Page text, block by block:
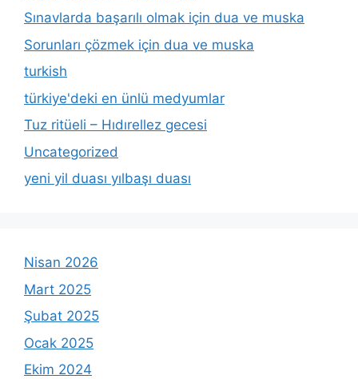
Sınavlarda başarılı olmak için dua ve muska
Sorunları çözmek için dua ve muska
turkish
türkiye'deki en ünlü medyumlar
Tuz ritüeli – Hıdırellez gecesi
Uncategorized
yeni yil duası yılbaşı duası
Nisan 2026
Mart 2025
Şubat 2025
Ocak 2025
Ekim 2024